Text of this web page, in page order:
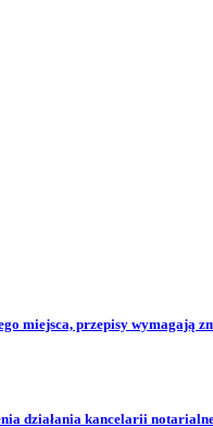
miejsca, przepisy wymagają
działania kancelarii